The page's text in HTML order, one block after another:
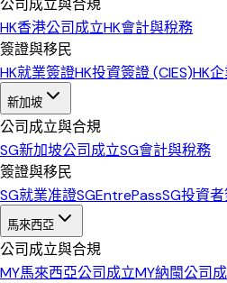
HK香港公司成立HK會計與稅務
簽證與移民
HK就業簽證HK投資簽證 (CIES)HK
新加坡
公司成立與合規
SG新加坡公司成立SG會計與稅務
簽證與移民
SG就業准證SGEntrePassSG投資者
馬來西亞
公司成立與合規
MY馬來西亞公司成立MY納閩公司